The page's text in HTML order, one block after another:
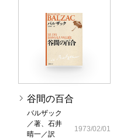
谷間の百合
バルザック
／著、石井
晴一／訳
1973/02/01